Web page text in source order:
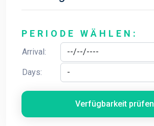
PERIODE WÄHLEN:
Arrival:
Days:
Verfügbarkeit prüfen